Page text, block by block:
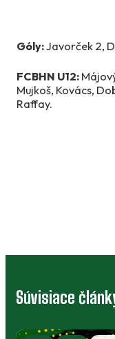
Góly:Javorček 2,
FCBHN U12:
Mujkoš, Kovács,
Raffay.
Súvisiace